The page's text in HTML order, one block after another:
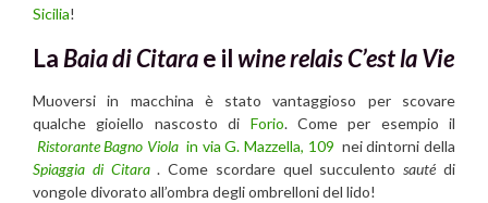
Sicilia!
La Baia di Citarae il wine relais C’est la Vie
Muoversi in macchina è stato vantaggioso per scovare
qualche gioiello nascosto di Forio. Come per esempio il
Ristorante Bagno Viola in via G. Mazzella, 109 nei dintorni della
Spiaggia di Citara. Come scordare quel succulentosauté di
vongole divorato all’ombra degli ombrelloni del lido!